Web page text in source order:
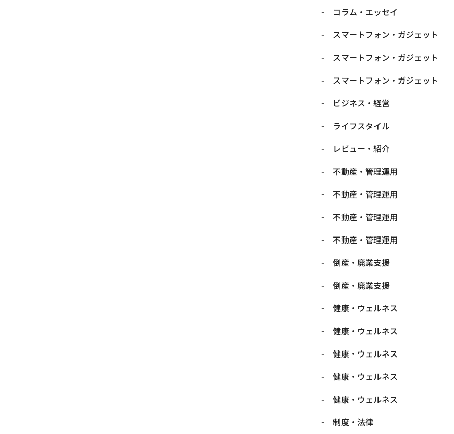
コラム・エッセイ
スマートフォン・ガジェット
スマートフォン・ガジェット
スマートフォン・ガジェット
ビジネス・経営
ライフスタイル
レビュー・紹介
不動産・管理運用
不動産・管理運用
不動産・管理運用
不動産・管理運用
倒産・廃業支援
倒産・廃業支援
健康・ウェルネス
健康・ウェルネス
健康・ウェルネス
健康・ウェルネス
健康・ウェルネス
制度・法律